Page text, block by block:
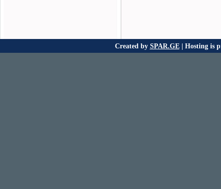
Created by SPAR.GE| Hosting is